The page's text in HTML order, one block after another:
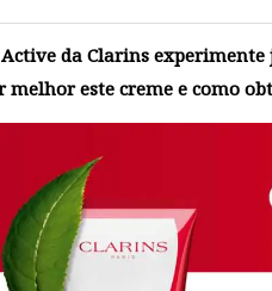
da Clarins
melhor este creme e como